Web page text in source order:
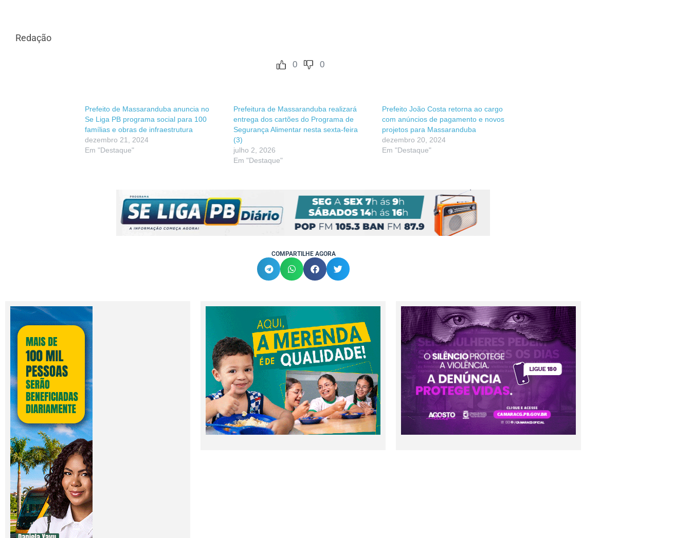
Redação
0 0
Prefeito de Massaranduba anuncia no
Se Liga PB programa social para 100
famílias e obras de infraestrutura
dezembro 21, 2024
Em "Destaque"
Prefeitura de Massaranduba realizará
entrega dos cartões do Programa de
Segurança Alimentar nesta sexta-feira
(3)
julho 2, 2026
Em "Destaque"
Prefeito João Costa retorna ao cargo
com anúncios de pagamento e novos
projetos para Massaranduba
dezembro 20, 2024
Em "Destaque"
COMPARTILHE AGORA